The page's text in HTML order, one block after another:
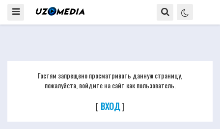
Гостям запрещено просматривать данную страницу,
пожалуйста, войдите на сайт как пользователь.
[ ВХОД]